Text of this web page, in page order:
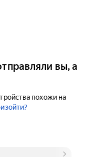
вы, а
похожи на